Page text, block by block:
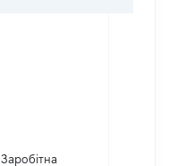
Заробітна